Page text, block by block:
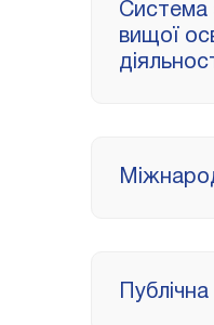
Система
вищої